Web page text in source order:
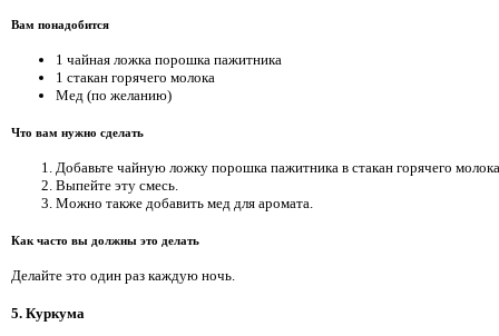
Вам понадобится
1 чайная ложка порошка пажитника
1 стакан горячего молока
Мед (по желанию)
Что вам нужно сделать
Добавьте чайную ложку порошка пажитника в стакан горячего
Выпейте эту смесь.
Можно также добавить мед для аромата.
Как часто вы должны это делать
Делайте это один раз каждую ночь.
5. Куркума